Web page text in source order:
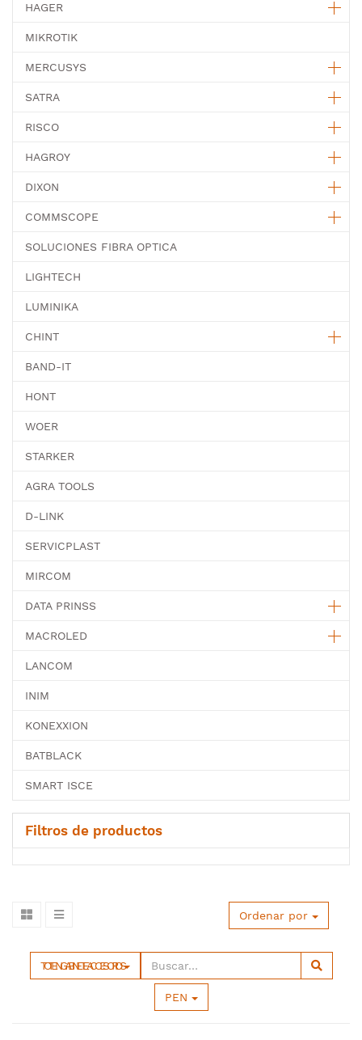
HAGER
MIKROTIK
MERCUSYS
SATRA
RISCO
HAGROY
DIXON
COMMSCOPE
SOLUCIONES FIBRA OPTICA
LIGHTECH
LUMINIKA
CHINT
BAND-IT
HONT
WOER
STARKER
AGRA TOOLS
D-LINK
SERVICPLAST
MIRCOM
DATA PRINSS
MACROLED
LANCOM
INIM
KONEXXION
BATBLACK
SMART ISCE
Filtros de productos
TOTEN GABINETE ACCESORIOS
PEN
Ordenar por